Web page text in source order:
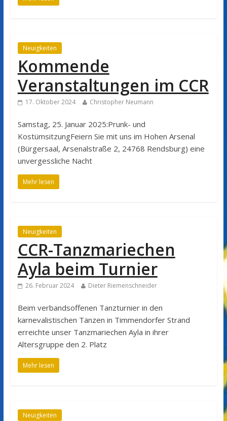
Neuigkeiten
Kommende
Veranstaltungen im CCR
17. Oktober 2024 Christopher Neumann
Samstag, 25. Januar 2025:Prunk- und
KostümsitzungFeiern Sie mit uns im Hohen Arsenal
(Bürgersaal, Arsenalstraße 2, 24768 Rendsburg) eine
unvergessliche Nacht
Mehr lesen
Neuigkeiten
CCR-Tanzmariechen
Ayla beim Turnier
26. Februar 2024 Dieter Riemenschneider
Beim verbandsoffenen Tanzturnier in den
karnevalistischen Tänzen in Timmendorfer Strand
erreichte unser Tanzmariechen Ayla in ihrer
Altersgruppe den 2. Platz
Mehr lesen
Neuigkeiten